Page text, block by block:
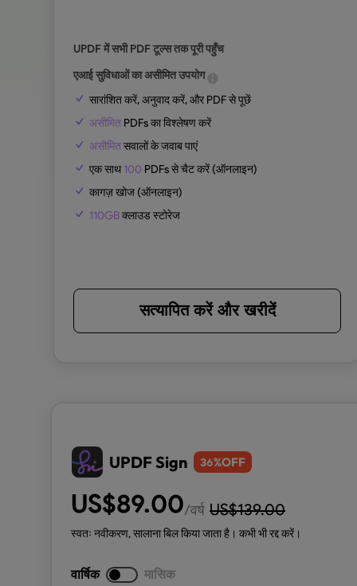
UPDF में सभी PDF टूल्स तक पूरी पहुँच
एआई सुविधाओं का असीमित उपयोग
सारांशित करें, अनुवाद करें, और PDF से पूछें
असीमित PDFs का विश्लेषण करें
असीमितसवालों के जवाब पाएं
एक साथ100 PDFs से चैट करें (ऑनलाइन)
कागज़ खोज (ऑनलाइन)
110GBक्लाउड स्टोरेज
सत्यापित करें और खरीदें
UPDF Sign 36%OFF
US$89.00/वर्ष US$139.00
स्वतः नवीकरण, सालाना बिल किया जाता है। कभी भी रद्द करें।
वार्षिक मासिक